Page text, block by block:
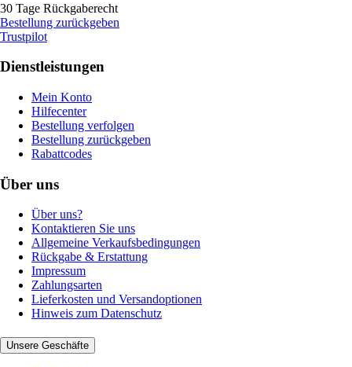
30 Tage Rückgaberecht
Bestellung zurückgeben
Trustpilot
Dienstleistungen
Mein Konto
Hilfecenter
Bestellung verfolgen
Bestellung zurückgeben
Rabattcodes
Über uns
Über uns?
Kontaktieren Sie uns
Allgemeine Verkaufsbedingungen
Rückgabe & Erstattung
Impressum
Zahlungsarten
Lieferkosten und Versandoptionen
Hinweis zum Datenschutz
Unsere Geschäfte